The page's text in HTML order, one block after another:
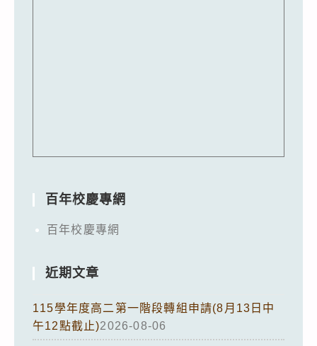
百年校慶專網
百年校慶專網
近期文章
115學年度高二第一階段轉組申請(8月13日中
午12點截止)2026-08-06